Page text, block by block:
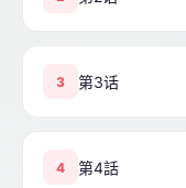
3 第3话
4 第4話